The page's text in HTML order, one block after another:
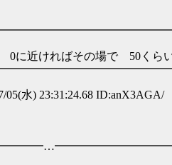
ばその場で 50くらいだ
05(水) 23:31:24.68 ID:anX3AGA/